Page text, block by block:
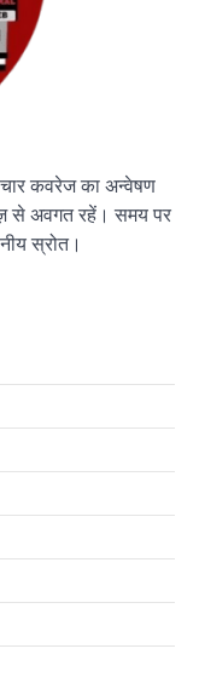
कवरेज का अन्वेषण
से अवगत रहें। समय पर
स्रोत।